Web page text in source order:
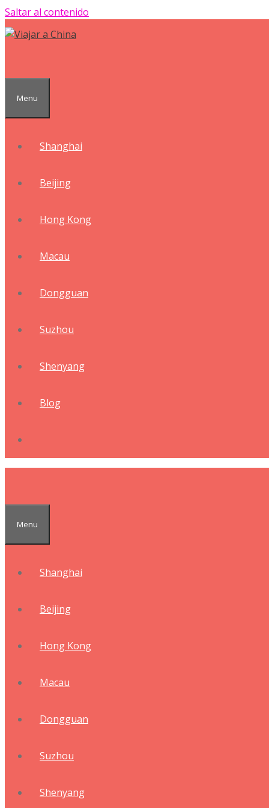
Saltar al contenido
Menu
Shanghai
Beijing
Hong Kong
Macau
Dongguan
Suzhou
Shenyang
Blog
Menu
Shanghai
Beijing
Hong Kong
Macau
Dongguan
Suzhou
Shenyang